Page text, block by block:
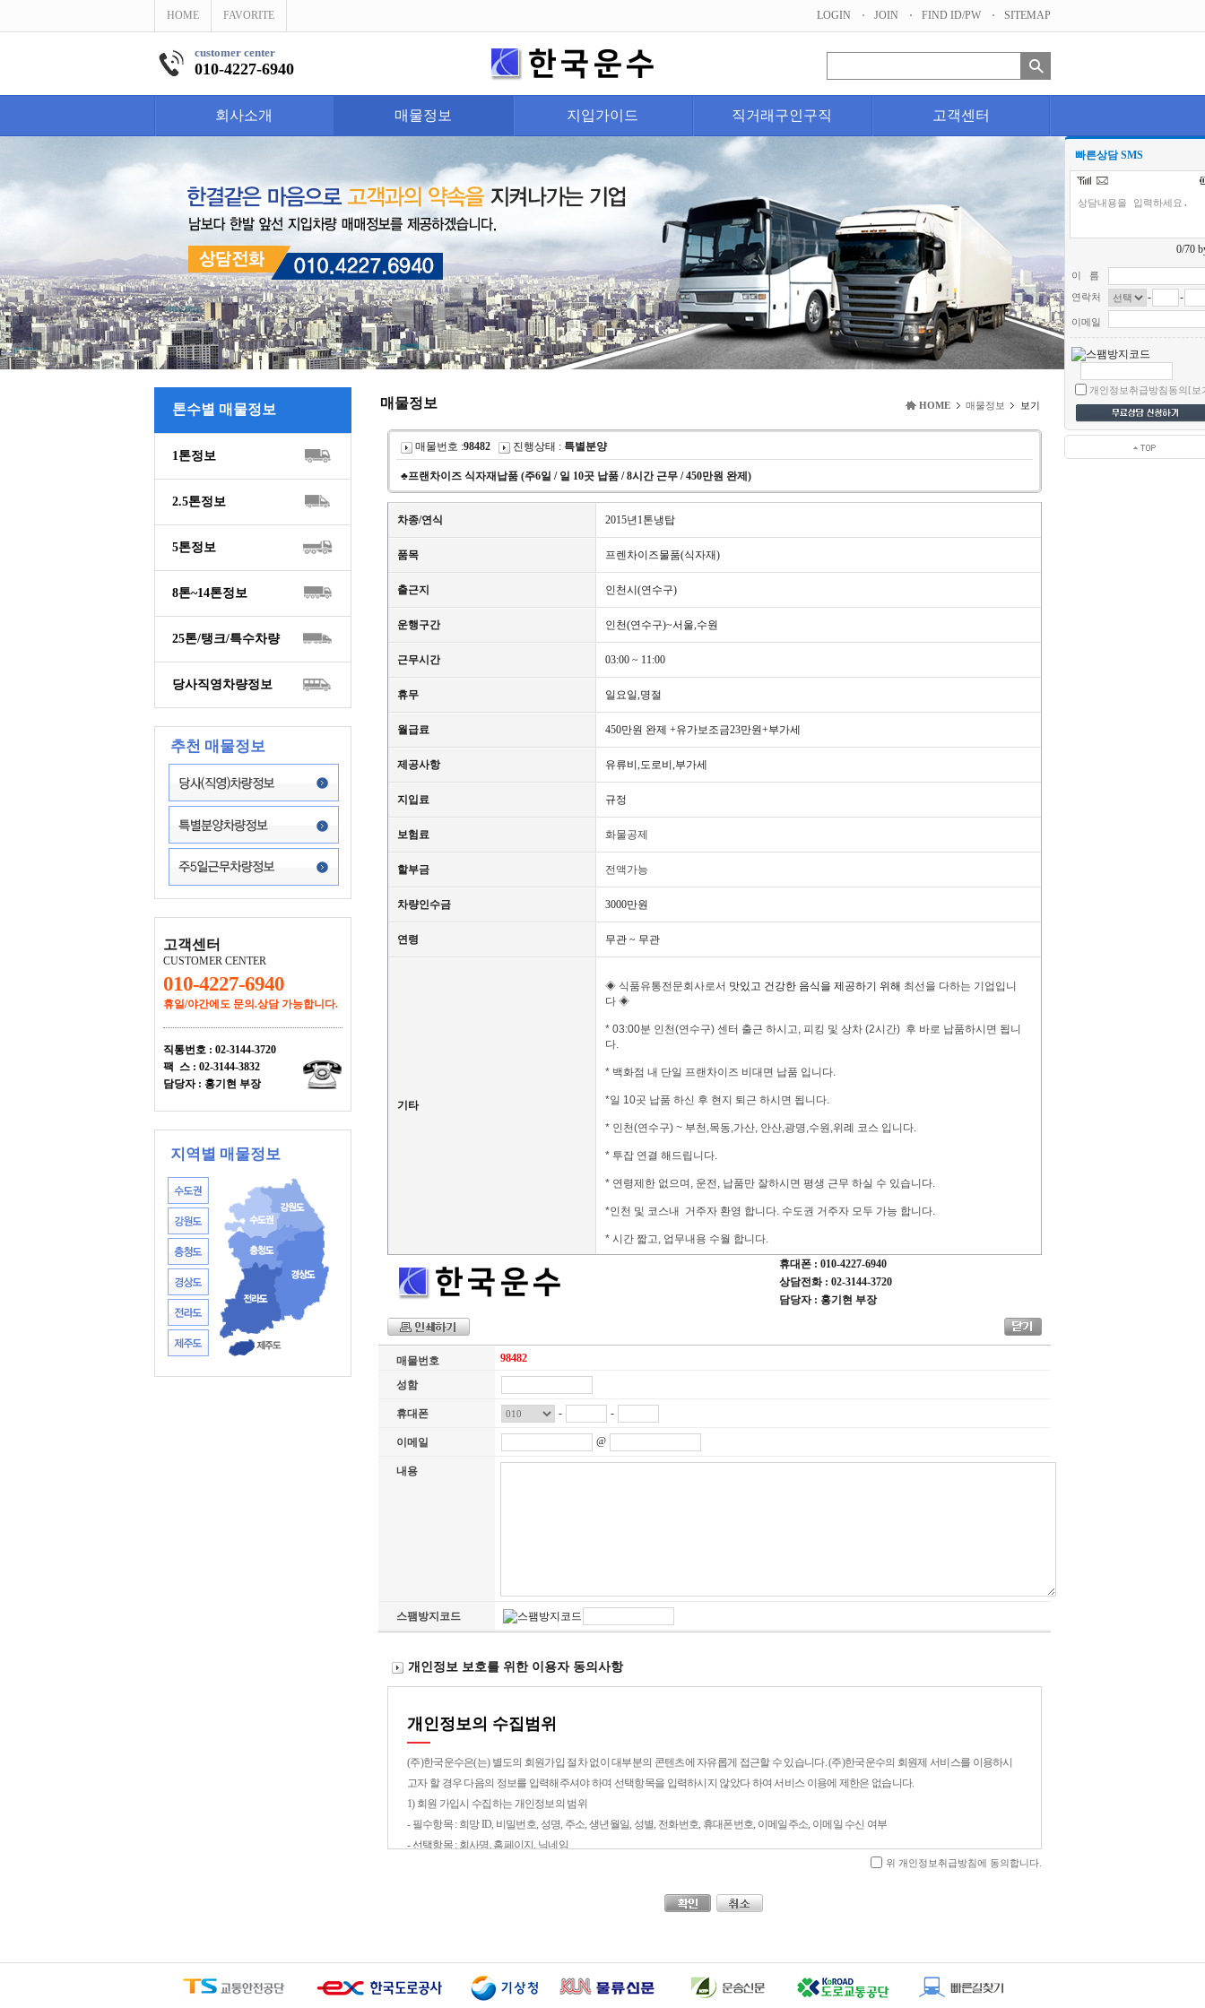
HOME FAVORITE LOGIN JOIN FIND ID/PW SITEMAP
customer center
010-4227-6940
회사소개 매물정보 지입가이드 직거래구인구직 고객센터
빠른상담 SMS
0/70
이 름
연락처
- -
이메일
개인정보취급방침동의 [보
톤수별 매물정보
1톤정보
2.5톤정보
5톤정보
8톤~14톤정보
25톤/탱크/특수차량
당사직영차량정보
추천 매물정보
고객센터
CUSTOMER CENTER
010-4227-6940
휴일/야간에도 문의.상담 가능합니다.
직통번호 : 02-3144-3720
팩 스 : 02-3144-3832
담당자 : 홍기현 부장
지역별 매물정보
매물정보 HOME 매물정보 보기
매물번호 :98482 진행상태 : 특별분양
♣프랜차이즈 식자재납품 (주6일 / 일 10곳 납품 / 8시간 근무 / 450만원 완제)
차종/연식 2015년1톤냉탑
품목 프렌차이즈물품(식자재)
출근지 인천시(연수구)
운행구간 인천(연수구)~서울,수원
근무시간 03:00 ~ 11:00
휴무 일요일,명절
월급료 450만원 완제 +유가보조금23만원+부가세
제공사항 유류비,도로비,부가세
지입료 규정
보험료 화물공제
할부금 전액가능
차량인수금 3000만원
연령 무관 ~ 무관
기타
◈ 식품유통전문회사로서 맛있고 건강한 음식을 제공하기 위해 최선을 다하는 기업입니
다 ◈
* 03:00분 인천(연수구) 센터 출근 하시고, 피킹 및 상차 (2시간) 후 바로 납품하시면 됩니
다.
* 백화점 내 단일 프랜차이즈 비대면 납품 입니다.
*일 10곳 납품 하신 후 현지 퇴근 하시면 됩니다.
* 인천(연수구) ~ 부천,목동,가산, 안산,광명,수원,위례 코스 입니다.
* 투잡 연결 해드립니다.
* 연령제한 없으며, 운전, 납품만 잘하시면 평생 근무 하실 수 있습니다.
*인천 및 코스내 거주자 환영 합니다. 수도권 거주자 모두 가능 합니다.
* 시간 짧고, 업무내용 수월 합니다.
휴대폰 : 010-4227-6940
상담전화 : 02-3144-3720
담당자 : 홍기현 부장
매물번호 98482
성함
휴대폰 - -
이메일 @
내용
스팸방지코드
개인정보 보호를 위한 이용자 동의사항
개인정보의 수집범위
(주)한국운수은(는) 별도의 회원가입 절차 없이 대부분의 콘텐츠에 자유롭게 접근할 수 있습니다. (주)한국운수의 회원제 서비스를 이용하시
고자 할 경우 다음의 정보를 입력해주셔야 하며 선택항목을 입력하시지 않았다 하여 서비스 이용에 제한은 없습니다.
1) 회원 가입시 수집하는 개인정보의 범위
- 필수항목 : 희망 ID, 비밀번호, 성명, 주소, 생년월일, 성별, 전화번호, 휴대폰번호, 이메일주소, 이메일 수신 여부
- 선택항목 : 회사명, 홈페이지, 닉네임
- 이메일주소, 이메일 수신여부, 전화번호 : 고지사항 전달, 본인 의사 확인, 불만 처리 등 원활한 의사소통 경로의 확보, 새로운 서비스/신상품이
위 개인정보취급방침에 동의합니다.